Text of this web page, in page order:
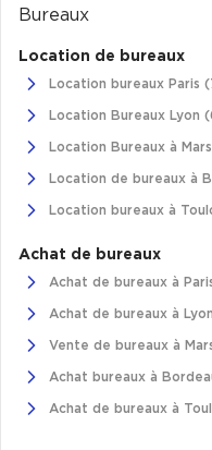
Livrets blancs & Études
Cas Clients
Bureaux
Location de bureaux
Location bureaux Paris
Location Bureaux Lyon
Location Bureaux à
Location de bureaux à
Location bureaux à
Achat de bureaux
Achat de bureaux à
Achat de bureaux à
Vente de bureaux à
Achat bureaux à
Achat de bureaux à